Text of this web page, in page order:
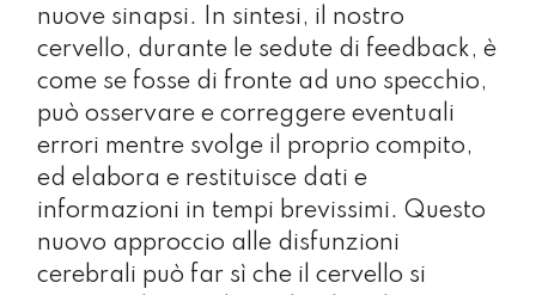
nuove sinapsi. In sintesi, il nostro
cervello, durante le sedute di feedback, è
come se fosse di fronte ad uno specchio,
può osservare e correggere eventuali
errori mentre svolge il proprio compito,
ed elabora e restituisce dati e
informazioni in tempi brevissimi. Questo
nuovo approccio alle disfunzioni
cerebrali può far sì che il cervello si